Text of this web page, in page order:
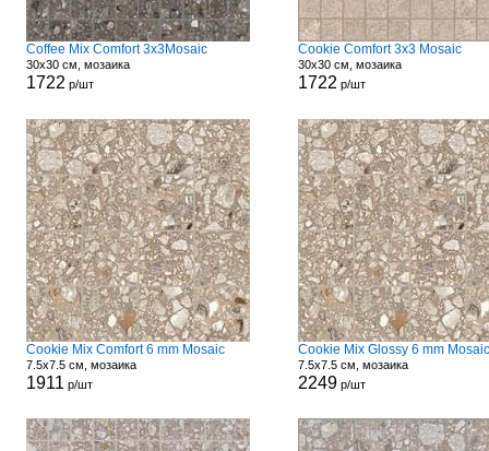
Coffee Mix Comfort 3x3Mosaic
30x30 см, мозаика
1722 р/шт
Cookie Comfort 3x3 Mosaic
30x30 см, мозаика
1722 р/шт
Cookie Mix Comfort 6 mm Mosaic
7.5x7.5 см, мозаика
1911 р/шт
Cookie Mix Glossy 6 mm Mosaic
7.5x7.5 см, мозаика
2249р/шт